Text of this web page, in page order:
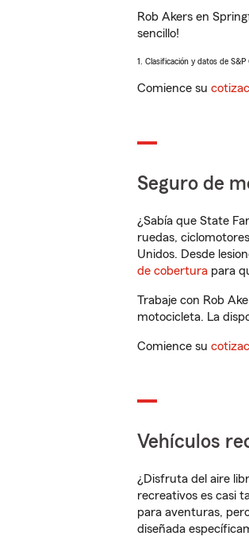
Rob Akers en
sencillo!
1. Clasificación y datos de
Comience su
Seguro de
¿Sabía que State
ruedas,
Unidos. Desde
de cobertura para
Trabaje con Rob
motocicleta. La
Comience su
Vehículos
¿Disfruta del aire
recreativos es casi
para aventuras,
diseñada